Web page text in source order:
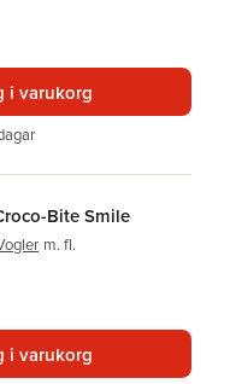
i varukorg
Bite Smile
m. fl.
i varukorg